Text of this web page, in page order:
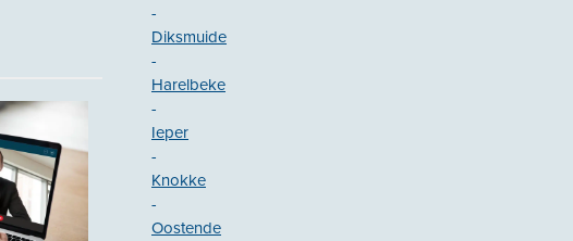
-
Diksmuide
-
Harelbeke
-
Ieper
-
Knokke
-
Oostende